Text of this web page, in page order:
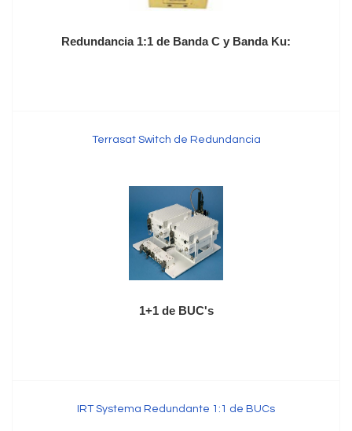
Redundancia 1:1 de Banda C y Banda Ku:
Terrasat Switch de Redundancia
1+1 de BUC's
IRT Systema Redundante 1:1 de BUCs